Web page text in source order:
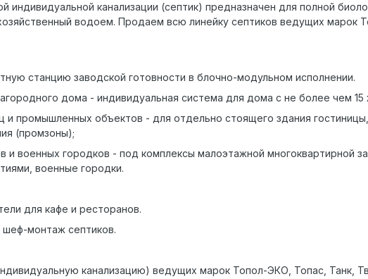
индивидуальной канализации (септик) предназначен для полной
водоем. Продаем всю линейку септиков ведущих марок
станцию заводской готовности в блочно-модульном исполнении.
дома - индивидуальная система для дома с не более чем 15
и промышленных объектов - для отдельно стоящего здания
(промзоны);
и военных городков - под комплексы малоэтажной многоквартирной
военные городки.
для кафе и ресторанов.
монтаж септиков.
канализацию) ведущих марок Топол-ЭКО, Топас, Танк,